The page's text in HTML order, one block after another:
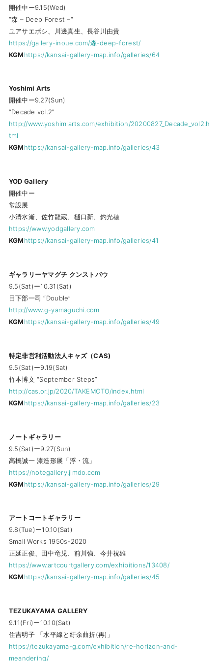
開催中ー9.15(Wed)
“森 – Deep Forest –“
ユアサエボシ、川邊真生、長谷川由貴
https://gallery-inoue.com/森-deep-forest/
KGMhttps://kansai-gallery-map.info/galleries/64
Yoshimi Arts
開催中ー9.27(Sun)
“Decade vol.2”
http://www.yoshimiarts.com/exhibition/20200827_Decade_vol2.h
tml
KGMhttps://kansai-gallery-map.info/galleries/43
YOD Gallery
開催中ー
常設展
小清水漸、佐竹龍蔵、樋口新、釣光穂
https://www.yodgallery.com
KGMhttps://kansai-gallery-map.info/galleries/41
ギャラリーヤマグチ クンストバウ
9.5(Sat)ー10.31(Sat)
日下部一司 “Double”
http://www.g-yamaguchi.com
KGMhttps://kansai-gallery-map.info/galleries/49
特定非営利活動法人キャズ（CAS)
9.5(Sat)ー9.19(Sat)
竹本博文 “September Steps”
http://cas.or.jp/2020/TAKEMOTO/index.html
KGMhttps://kansai-gallery-map.info/galleries/23
ノートギャラリー
9.5(Sat)ー9.27(Sun)
高橋誠一 漆造形展「浮・流」
https://notegallery.jimdo.com
KGMhttps://kansai-gallery-map.info/galleries/29
アートコートギャラリー
9.8(Tue)ー10.10(Sat)
Small Works 1950s-2020
正延正俊、田中竜児、前川強、今井祝雄
https://www.artcourtgallery.com/exhibitions/13408/
KGMhttps://kansai-gallery-map.info/galleries/45
TEZUKAYAMA GALLERY
9.11(Fri)ー10.10(Sat)
住吉明子 「水平線と紆余曲折(再)」
https://tezukayama-g.com/exhibition/re-horizon-and-
meandering/